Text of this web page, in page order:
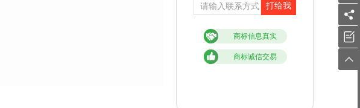
打给我
商标信息真实
商标诚信交易


